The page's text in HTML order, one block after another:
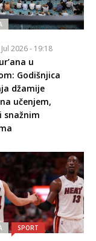
2026 - 19:18
u
Godišnjica
džamije
učenjem,
snažnim
SPORT